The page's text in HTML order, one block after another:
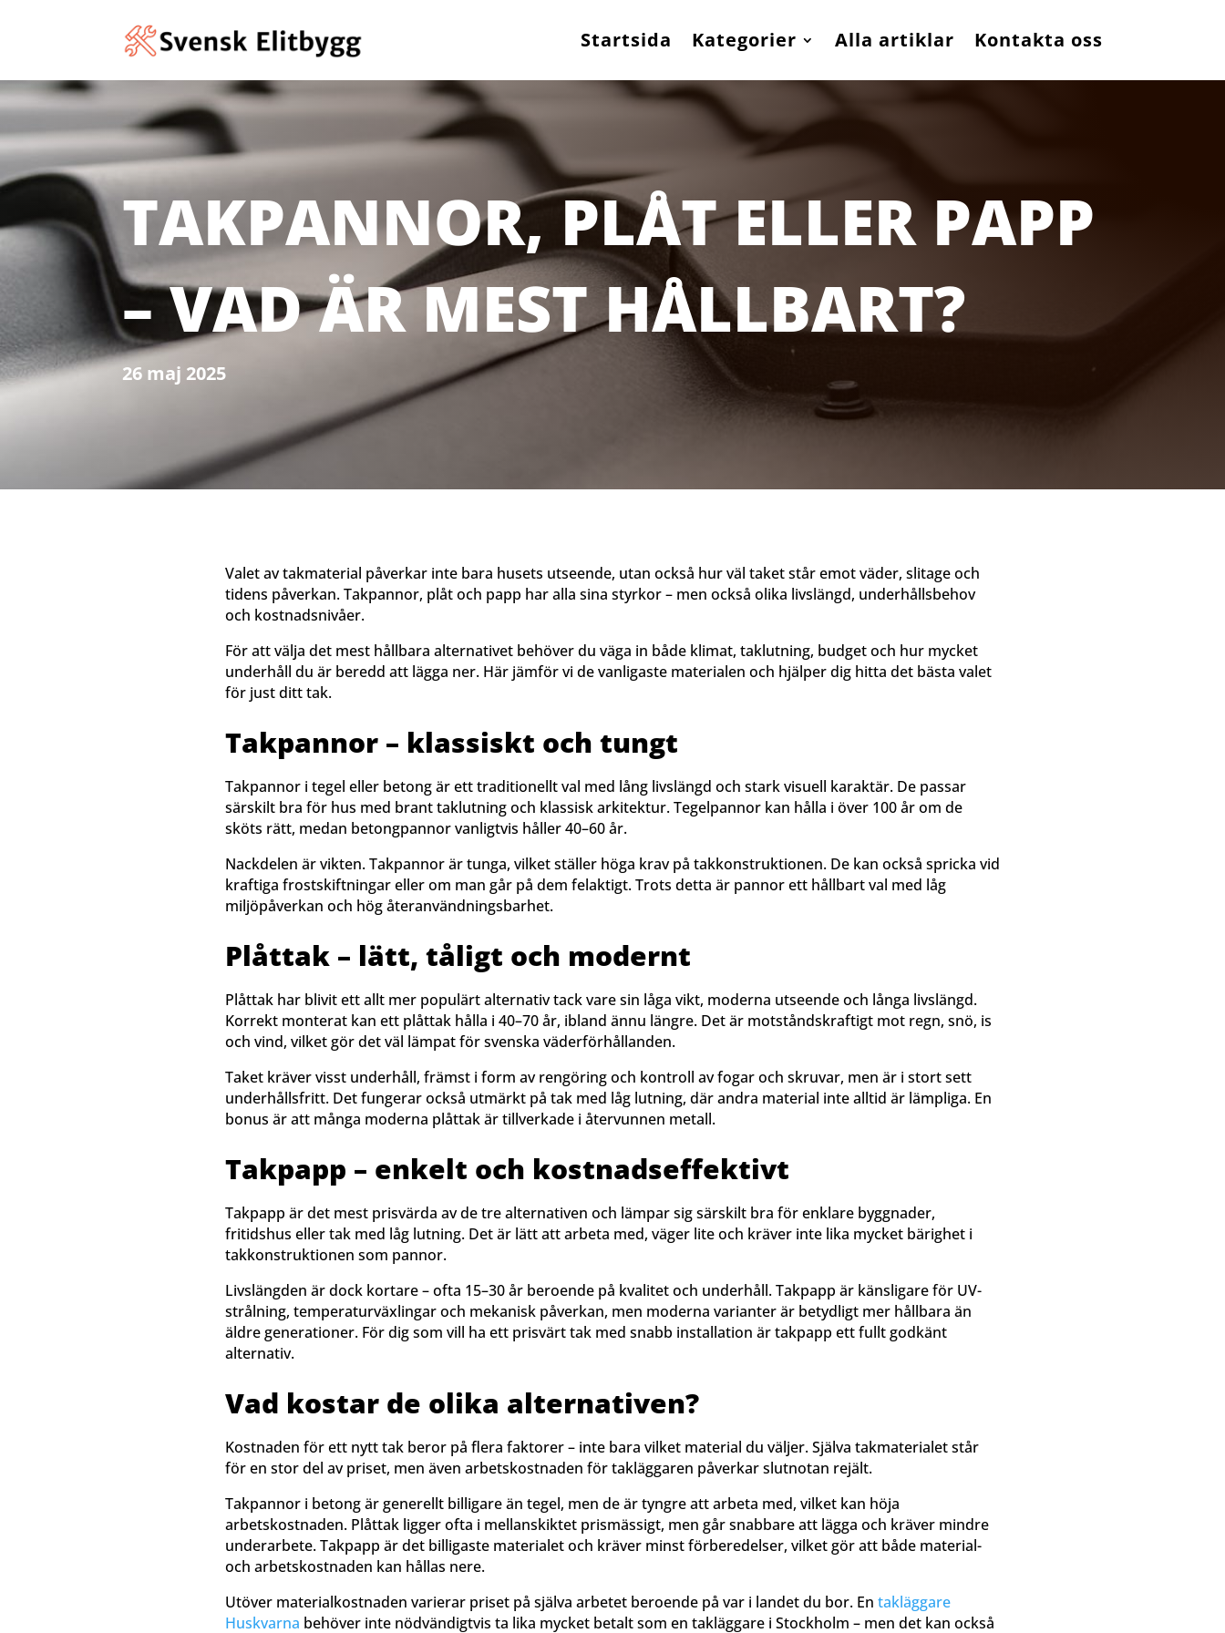
Startsida Kategorier Alla artiklar Kontakta oss
TAKPANNOR, PLÅT ELLER PAPP
– VAD ÄR MEST HÅLLBART?
26 maj 2025
Valet av takmaterial påverkar inte bara husets utseende, utan också hur väl taket står emot väder, slitage och
tidens påverkan. Takpannor, plåt och papp har alla sina styrkor – men också olika livslängd, underhållsbehov
och kostnadsnivåer.
För att välja det mest hållbara alternativet behöver du väga in både klimat, taklutning, budget och hur mycket
underhåll du är beredd att lägga ner. Här jämför vi de vanligaste materialen och hjälper dig hitta det bästa valet
för just ditt tak.
Takpannor – klassiskt och tungt
Takpannor i tegel eller betong är ett traditionellt val med lång livslängd och stark visuell karaktär. De passar
särskilt bra för hus med brant taklutning och klassisk arkitektur. Tegelpannor kan hålla i över 100 år om de
sköts rätt, medan betongpannor vanligtvis håller 40–60 år.
Nackdelen är vikten. Takpannor är tunga, vilket ställer höga krav på takkonstruktionen. De kan också spricka vid
kraftiga frostskiftningar eller om man går på dem felaktigt. Trots detta är pannor ett hållbart val med låg
miljöpåverkan och hög återanvändningsbarhet.
Plåttak – lätt, tåligt och modernt
Plåttak har blivit ett allt mer populärt alternativ tack vare sin låga vikt, moderna utseende och långa livslängd.
Korrekt monterat kan ett plåttak hålla i 40–70 år, ibland ännu längre. Det är motståndskraftigt mot regn, snö, is
och vind, vilket gör det väl lämpat för svenska väderförhållanden.
Taket kräver visst underhåll, främst i form av rengöring och kontroll av fogar och skruvar, men är i stort sett
underhållsfritt. Det fungerar också utmärkt på tak med låg lutning, där andra material inte alltid är lämpliga. En
bonus är att många moderna plåttak är tillverkade i återvunnen metall.
Takpapp – enkelt och kostnadseffektivt
Takpapp är det mest prisvärda av de tre alternativen och lämpar sig särskilt bra för enklare byggnader,
fritidshus eller tak med låg lutning. Det är lätt att arbeta med, väger lite och kräver inte lika mycket bärighet i
takkonstruktionen som pannor.
Livslängden är dock kortare – ofta 15–30 år beroende på kvalitet och underhåll. Takpapp är känsligare för UV-
strålning, temperaturväxlingar och mekanisk påverkan, men moderna varianter är betydligt mer hållbara än
äldre generationer. För dig som vill ha ett prisvärt tak med snabb installation är takpapp ett fullt godkänt
alternativ.
Vad kostar de olika alternativen?
Kostnaden för ett nytt tak beror på flera faktorer – inte bara vilket material du väljer. Själva takmaterialet står
för en stor del av priset, men även arbetskostnaden för takläggaren påverkar slutnotan rejält.
Takpannor i betong är generellt billigare än tegel, men de är tyngre att arbeta med, vilket kan höja
arbetskostnaden. Plåttak ligger ofta i mellanskiktet prismässigt, men går snabbare att lägga och kräver mindre
underarbete. Takpapp är det billigaste materialet och kräver minst förberedelser, vilket gör att både material-
och arbetskostnaden kan hållas nere.
Utöver materialkostnaden varierar priset på själva arbetet beroende på var i landet du bor. En takläggare
Huskvarna behöver inte nödvändigtvis ta lika mycket betalt som en takläggare i Stockholm – men det kan också